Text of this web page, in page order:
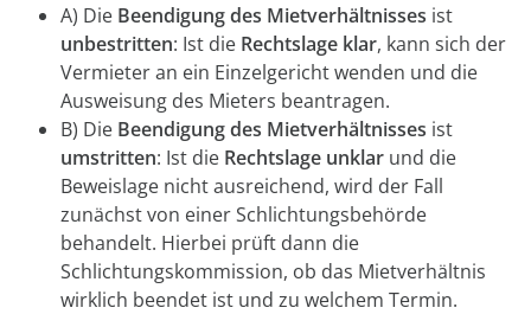
A) Die Beendigung des Mietverhältnisses ist
unbestritten: Ist die Rechtslage klar, kann sich der
Vermieter an ein Einzelgericht wenden und die
Ausweisung des Mieters beantragen.
B) Die Beendigung des Mietverhältnisses ist
umstritten: Ist die Rechtslage unklar und die
Beweislage nicht ausreichend, wird der Fall
zunächst von einer Schlichtungsbehörde
behandelt. Hierbei prüft dann die
Schlichtungskommission, ob das Mietverhältnis
wirklich beendet ist und zu welchem Termin.